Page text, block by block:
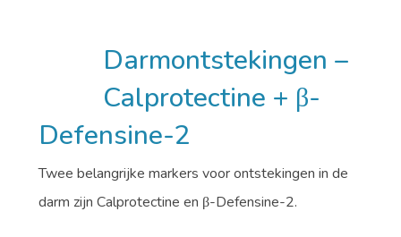
Darmontstekingen –
Calprotectine + β-
Defensine-2
Twee belangrijke markers voor ontstekingen in de
darm zijn Calprotectine en β-Defensine-2.